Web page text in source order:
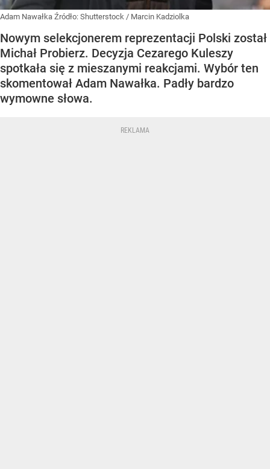
Adam Nawałka Źródło: Shutterstock / Marcin Kadziolka
Nowym selekcjonerem reprezentacji Polski został
Michał Probierz. Decyzja Cezarego Kuleszy
spotkała się z mieszanymi reakcjami. Wybór ten
skomentował Adam Nawałka. Padły bardzo
wymowne słowa.